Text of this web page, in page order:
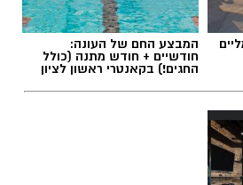
המבצע החם של העונה:
חודשיים + חודש מתנה (כולל
החגים!) בקאנטרי ראשון לציון